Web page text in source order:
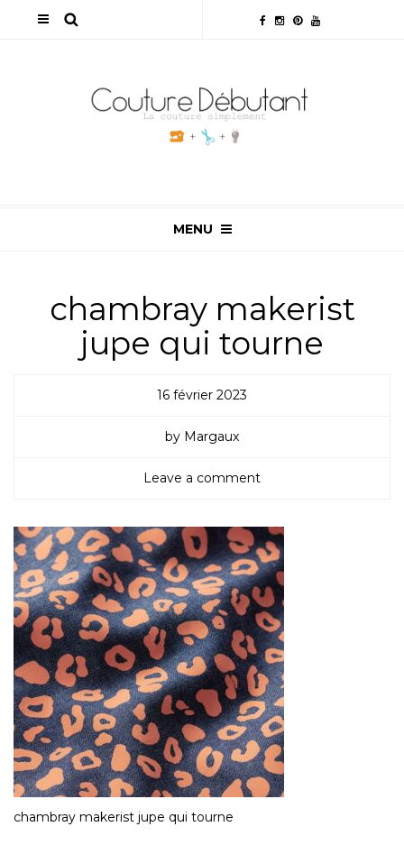
MENU
chambray makerist
jupe qui tourne
16 février 2023
by Margaux
Leave a comment
chambray makerist jupe qui tourne